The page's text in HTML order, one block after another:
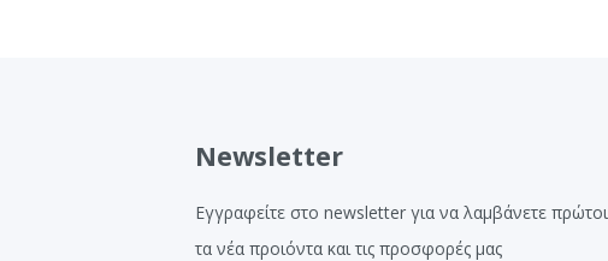
Newsletter
Εγγραφείτε στο newsletter για να λαμβάνετε πρώτοι
τα νέα προιόντα και τις προσφορές μας